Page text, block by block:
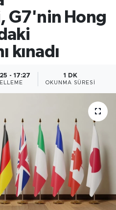
G7'nin Hong
kınadı
- 17:27 1 DK
OKUNMA SÜRESI